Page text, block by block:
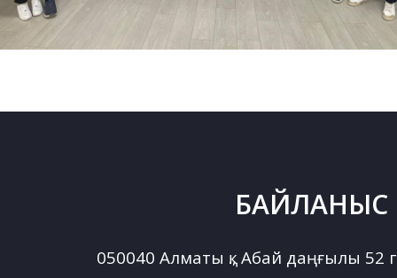
БАЙЛАНЫС
050040 Алматы қ., Абай даңғылы 52 г